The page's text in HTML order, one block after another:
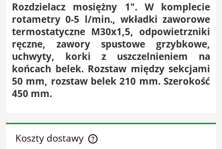
Rozdzielacz mosiężny 1". W komplecie
rotametry 0-5 l/min., wkładki zaworowe
termostatyczne M30x1,5, odpowietrzniki
ręczne, zawory spustowe grzybkowe,
uchwyty, korki z uszczelnieniem na
końcach belek. Rozstaw między sekcjami
50 mm, rozstaw belek 210 mm. Szerokość
450 mm.
Koszty dostawy
Cena nie zawiera ewentualnych kosztów płatności